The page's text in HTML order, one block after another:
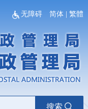
无障碍 简体 |繁體
搜索